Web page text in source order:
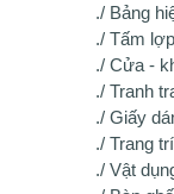
./ Bảng
./ Tấm lợp
./ Cửa -
./ Tranh
./ Giấy
./ Trang
./ Vật